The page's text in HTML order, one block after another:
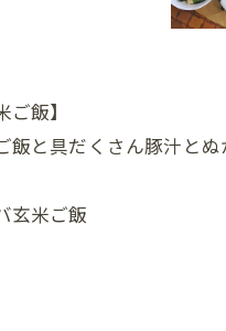
飯】
飯と具だくさん豚汁と
玄米ご飯